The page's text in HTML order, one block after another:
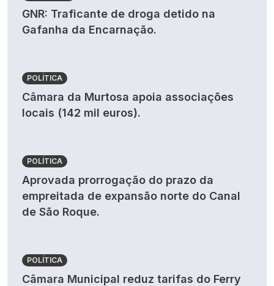
GNR: Traficante de droga detido na
Gafanha da Encarnação.
POLÍTICA
Câmara da Murtosa apoia associações
locais (142 mil euros).
POLÍTICA
Aprovada prorrogação do prazo da
empreitada de expansão norte do Canal
de São Roque.
POLÍTICA
Câmara Municipal reduz tarifas do Ferry